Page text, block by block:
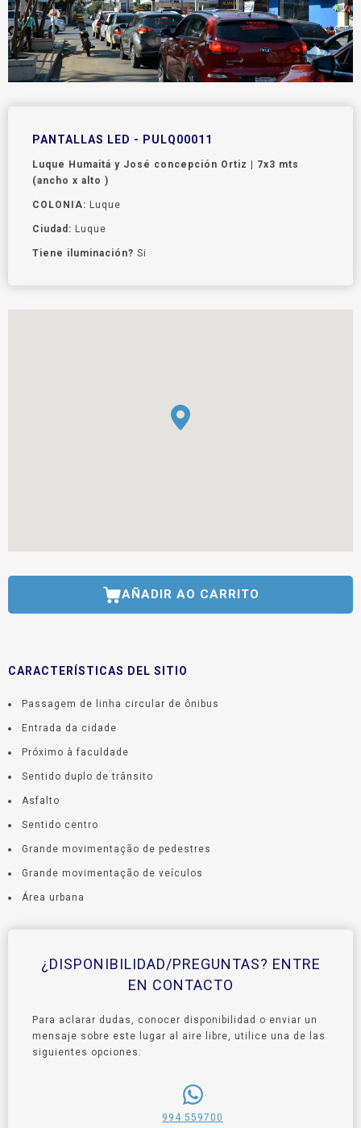
PANTALLAS LED - PULQ00011
Luque Humaitá y José concepción Ortiz | 7x3 mts
(ancho x alto )
COLONIA: Luque
Ciudad: Luque
Tiene iluminación? Si
AÑADIR AO CARRITO
CARACTERÍSTICAS DEL SITIO
Passagem de linha circular de ônibus
Entrada da cidade
Próximo à faculdade
Sentido duplo de trânsito
Asfalto
Sentido centro
Grande movimentação de pedestres
Grande movimentação de veículos
Área urbana
¿DISPONIBILIDAD/PREGUNTAS? ENTRE
EN CONTACTO
Para aclarar dudas, conocer disponibilidad o enviar un
mensaje sobre este lugar al aire libre, utilice una de las
siguientes opciones:
994 559700